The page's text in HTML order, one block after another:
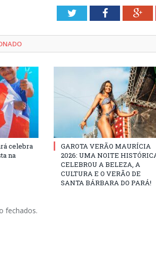
TwitterFacebook
celebra
na
GAROTA VERÃO MAURÍCIA
2026: UMA NOITE
CELEBROU A BELEZA, A
CULTURA E O VERÃO DE
SANTA BÁRBARA DO PARÁ!
fechados.